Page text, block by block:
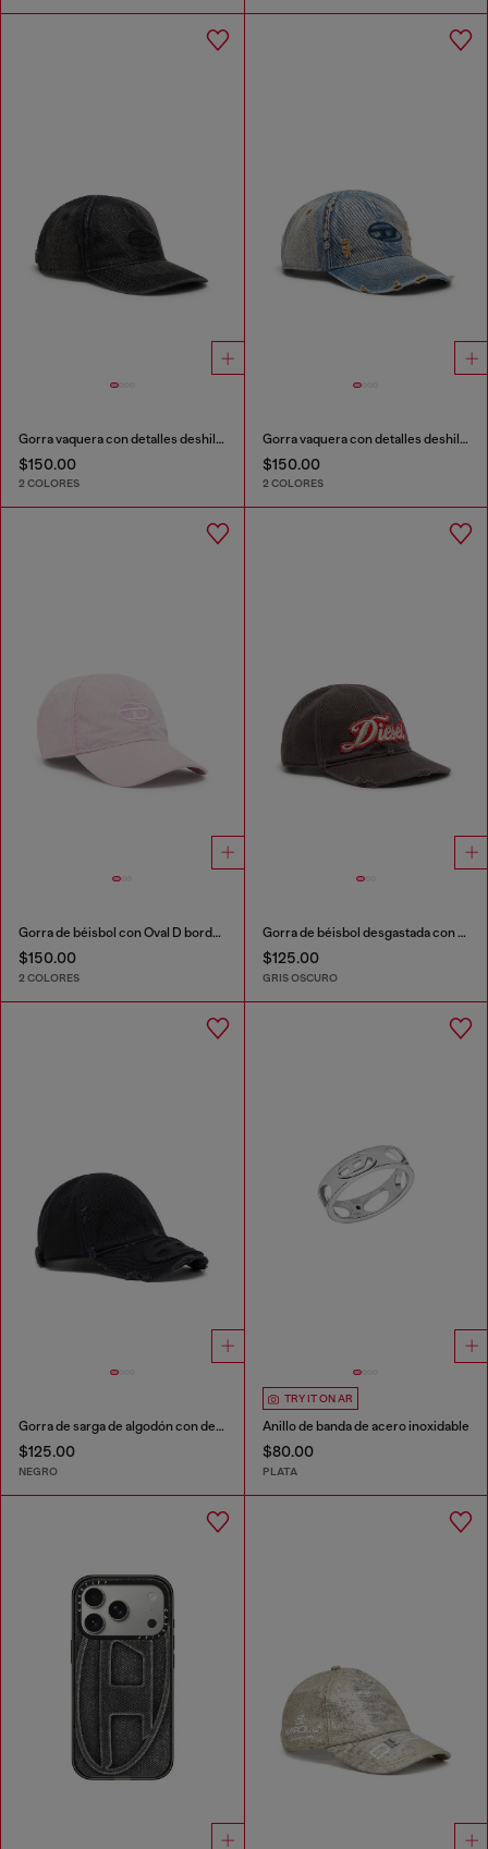
Gorra vaquera con detalles deshilachados y logotipo bordado.
$150.00
2 COLORES
Gorra vaquera con detalles deshilachados y logotipo bordado.
$150.00
2 COLORES
Gorra de béisbol con Oval D bordado
$150.00
2 COLORES
Gorra de béisbol desgastada con parche bordado
$125.00
GRIS OSCURO
Gorra de sarga de algodón con detalles desgastados
$125.00
NEGRO
TRY IT ON AR
Anillo de banda de acero inoxidable
$80.00
PLATA